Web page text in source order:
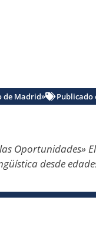
de Madrid» Publicado
Oportunidades»
desde